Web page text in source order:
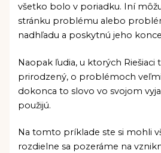
všetko bolo v poriadku. Iní
stránku problému alebo
nadhľadu a poskytnú jeho
Naopak ľudia, u ktorých Riešiaci
prirodzený, o problémoch
dokonca to slovo vo svojom
použijú.
Na tomto príklade ste si mohli
rozdielne sa pozeráme na